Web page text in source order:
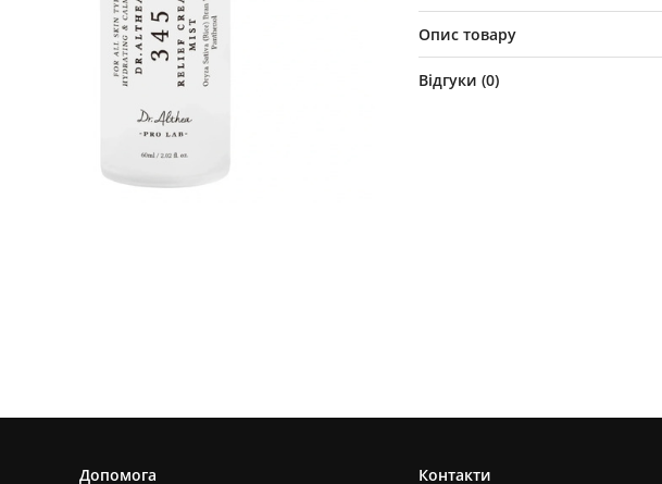
Опис товару
Відгуки (0)
Допомога Контакти